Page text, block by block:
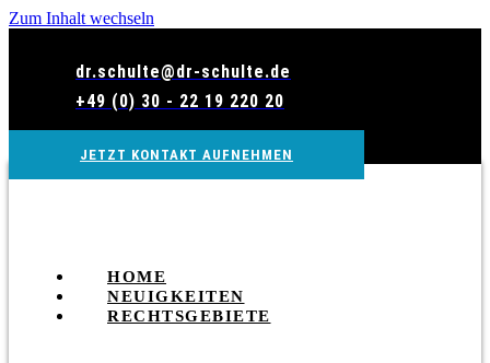
Zum Inhalt wechseln
dr.schulte@dr-schulte.de
+49 (0) 30 - 22 19 220 20
JETZT KONTAKT AUFNEHMEN
HOME
NEUIGKEITEN
RECHTSGEBIETE